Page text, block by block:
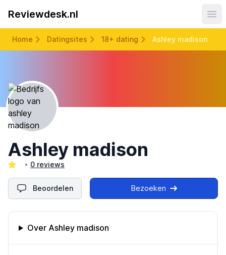
Reviewdesk.nl
Home Datingsites 18+ dating Ashley madison
Ashley madison
0 reviews
Beoordelen Bezoeken
Omschrijving bedrijf
Over Ashley madison